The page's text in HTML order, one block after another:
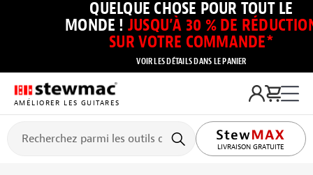
QUELQUE CHOSE POUR TOUT LE
MONDE ! JUSQU’À 30 % DE
SUR VOTRE COMMANDE*
VOIR LES DÉTAILS DANS LE PANIER
AMÉLIORER LES GUITARES
LIVRAISON GRATUITE